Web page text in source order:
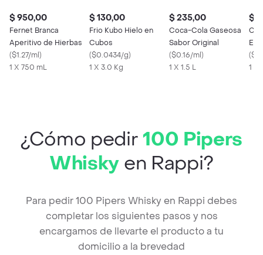
$ 950,00
Fernet Branca
Aperitivo de Hierbas
($1.27/ml)
1 X 750 mL
$ 130,00
Frio Kubo Hielo en
Cubos
($0.0434/g)
1 X 3.0 Kg
$ 235,00
Coca-Cola Gaseosa
Sabor Original
($0.16/ml)
1 X 1.5 L
$
(
1 X
¿Cómo pedir100 Pipers
Whisky en Rappi?
Para pedir 100 Pipers Whisky en Rappi debes
completar los siguientes pasos y nos
encargamos de llevarte el producto a tu
domicilio a la brevedad